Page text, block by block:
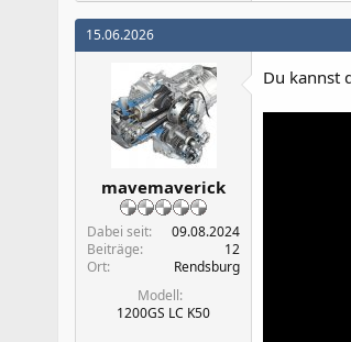
15.06.2026
mavemaverick
Dabei seit
09.08.2024
Beiträge
12
Ort
Rendsburg
Modell
1200GS LC K50
Du kannst